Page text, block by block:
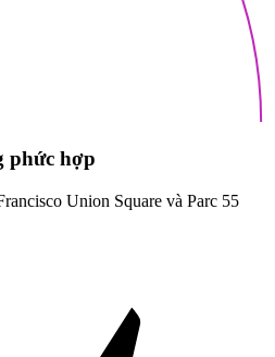
phức hợp
Union Square và Parc 55